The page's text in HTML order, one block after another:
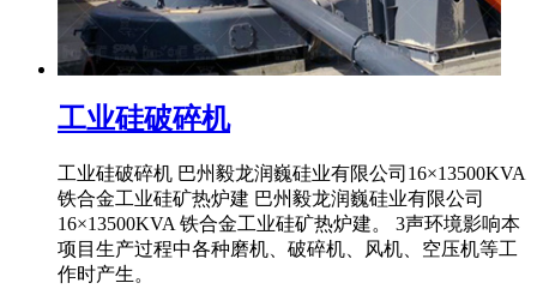
工业硅破碎机
工业硅破碎机 巴州毅龙润巍硅业有限公司16×13500KVA
铁合金工业硅矿热炉建 巴州毅龙润巍硅业有限公司
16×13500KVA 铁合金工业硅矿热炉建。 3声环境影响本
项目生产过程中各种磨机、破碎机、风机、空压机等工
作时产生。